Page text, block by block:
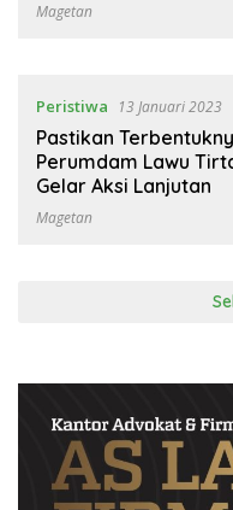
Magetan
Peristiwa 13 Januari 2023
Pastikan
Perumdam Lawu
Gelar Aksi Lanjutan
Magetan